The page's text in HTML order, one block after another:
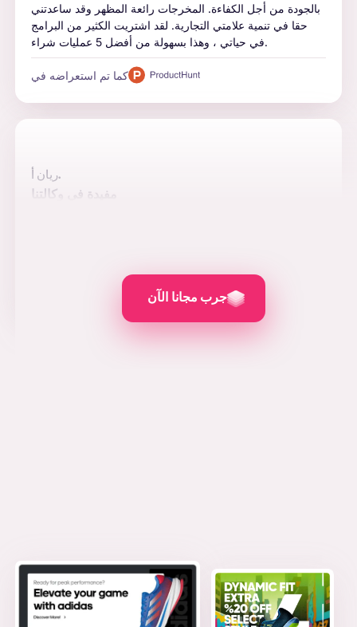
بالجودة من أجل الكفاءة. المخرجات رائعة المظهر وقد ساعدتني
حقا في تنمية علامتي التجارية. لقد اشتريت الكثير من البرامج
في حياتي ، وهذا بسهولة من أفضل 5 عمليات شراء.
كما تم استعراضه في
ريان أ.
مفيدة في وكالتنا
جرب مجانا الآن